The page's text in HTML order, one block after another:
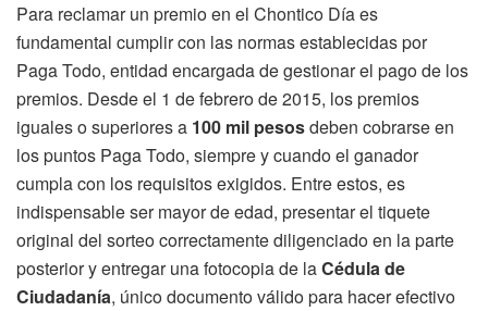
Para reclamar un premio en el Chontico Día es
fundamental cumplir con las normas establecidas por
Paga Todo, entidad encargada de gestionar el pago de los
premios. Desde el 1 de febrero de 2015, los premios
iguales o superiores a 100 mil pesosdeben cobrarse en
los puntos Paga Todo, siempre y cuando el ganador
cumpla con los requisitos exigidos. Entre estos, es
indispensable ser mayor de edad, presentar el tiquete
original del sorteo correctamente diligenciado en la parte
posterior y entregar una fotocopia de laCédula de
Ciudadanía, único documento válido para hacer efectivo